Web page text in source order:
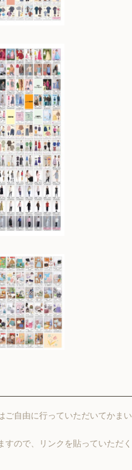
ご自由に行っていただいてかまい
ので、リンクを貼っていただく